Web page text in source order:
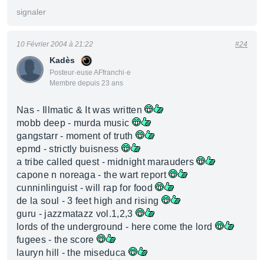
signaler
Kadès
Posteur·euse AFfranchi·e
Membre depuis 23 ans
10 Février 2004 à 21:22 #24
Nas - Illmatic & It was written
mobb deep - murda music
gangstarr - moment of truth
epmd - strictly buisness
a tribe called quest - midnight marauders
capone n noreaga - the wart report
cunninlinguist - will rap for food
de la soul - 3 feet high and rising
guru - jazzmatazz vol.1,2,3
lords of the underground - here come the lord
fugees - the score
lauryn hill - the miseduca